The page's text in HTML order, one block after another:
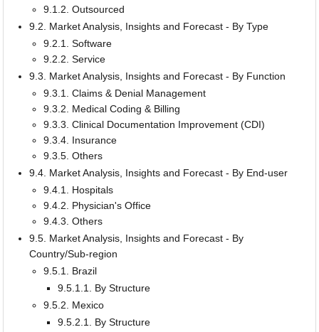
9.1.2. Outsourced
9.2. Market Analysis, Insights and Forecast - By Type
9.2.1. Software
9.2.2. Service
9.3. Market Analysis, Insights and Forecast - By Function
9.3.1. Claims & Denial Management
9.3.2. Medical Coding & Billing
9.3.3. Clinical Documentation Improvement (CDI)
9.3.4. Insurance
9.3.5. Others
9.4. Market Analysis, Insights and Forecast - By End-user
9.4.1. Hospitals
9.4.2. Physician's Office
9.4.3. Others
9.5. Market Analysis, Insights and Forecast - By
Country/Sub-region
9.5.1. Brazil
9.5.1.1. By Structure
9.5.2. Mexico
9.5.2.1. By Structure